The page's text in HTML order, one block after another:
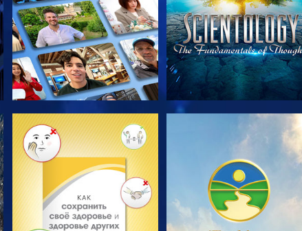
СМОТРЕТЬ ПЕРЕДАЧИ